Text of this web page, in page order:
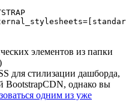
элементов из папки
для стилизации дашборда,
BootstrapCDN, однако вы
одним из уже